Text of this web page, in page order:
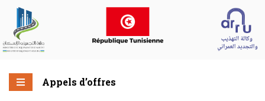
Appels d’offres